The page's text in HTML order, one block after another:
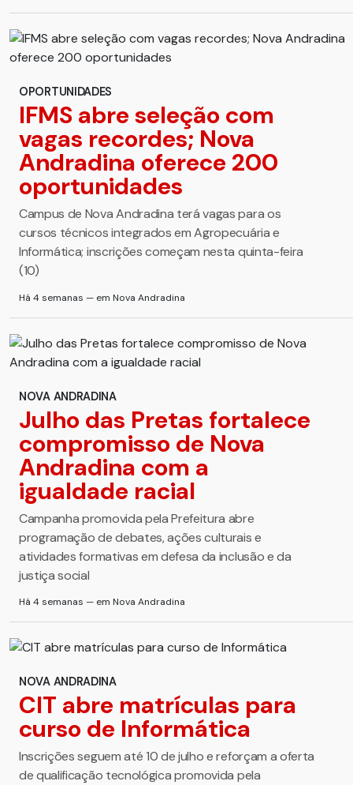
OPORTUNIDADES
IFMS abre seleção com
vagas recordes; Nova
Andradina oferece 200
oportunidades
Campus de Nova Andradina terá vagas para os
cursos técnicos integrados em Agropecuária e
Informática; inscrições começam nesta quinta-feira
(10)
Há 4 semanas — em Nova Andradina
NOVA ANDRADINA
Julho das Pretas fortalece
compromisso de Nova
Andradina com a
igualdade racial
Campanha promovida pela Prefeitura abre
programação de debates, ações culturais e
atividades formativas em defesa da inclusão e da
justiça social
Há 4 semanas — em Nova Andradina
NOVA ANDRADINA
CIT abre matrículas para
curso de Informática
Inscrições seguem até 10 de julho e reforçam a oferta
de qualificação tecnológica promovida pela